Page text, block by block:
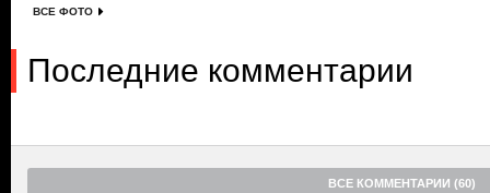
ВСЕ ФОТО
Последние комментарии
ВСЕ КОММЕНТАРИИ (60)